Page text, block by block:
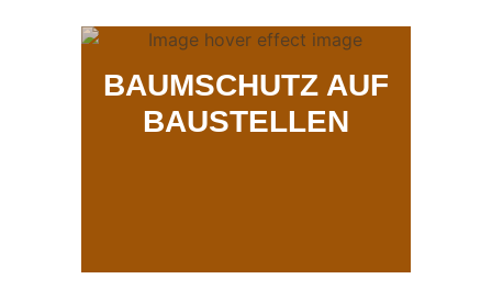
BAUMSCHUTZ AUF
BAUSTELLEN